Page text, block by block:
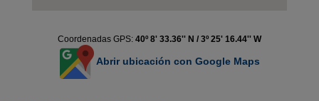
Coordenadas GPS: 40º 8' 33.36'' N / 3º 25' 16.44'' W
Abrir ubicación con Google Maps